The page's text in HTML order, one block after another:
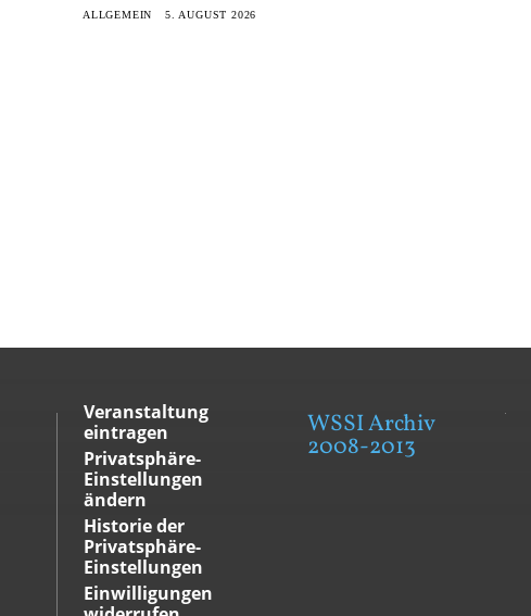
ALLGEMEIN 5. AUGUST 2026
Veranstaltung
eintragen
Privatsphäre-
Einstellungen
ändern
Historie der
Privatsphäre-
Einstellungen
Einwilligungen
WSSI Archiv
2008-2013